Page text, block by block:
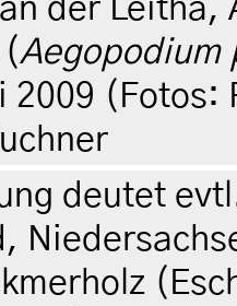
der
Aegopodium
2009
deutet